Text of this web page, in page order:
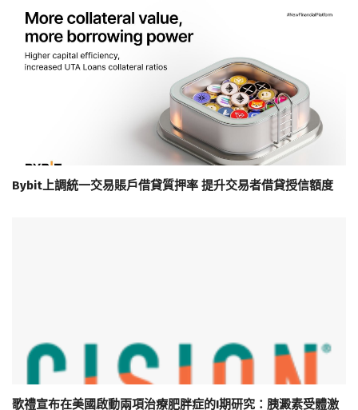
Bybit上調統一交易賬戶借貸質押率 提升交易者借貸授信額度
歌禮宣布在美國啟動兩項治療肥胖症的I期研究：胰澱素受體激